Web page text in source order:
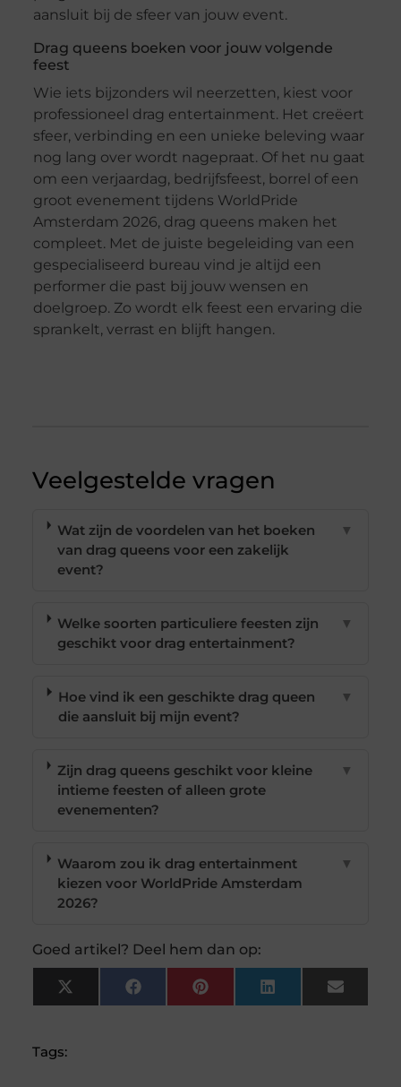
aansluit bij de sfeer van jouw event.
Drag queens boeken voor jouw volgende
feest
Wie iets bijzonders wil neerzetten, kiest voor
professioneel drag entertainment. Het creëert
sfeer, verbinding en een unieke beleving waar
nog lang over wordt nagepraat. Of het nu gaat
om een verjaardag, bedrijfsfeest, borrel of een
groot evenement tijdens WorldPride
Amsterdam 2026, drag queens maken het
compleet. Met de juiste begeleiding van een
gespecialiseerd bureau vind je altijd een
performer die past bij jouw wensen en
doelgroep. Zo wordt elk feest een ervaring die
sprankelt, verrast en blijft hangen.
Veelgestelde vragen
Wat zijn de voordelen van het boeken
van drag queens voor een zakelijk
event?
▼
Welke soorten particuliere feesten zijn
geschikt voor drag entertainment?
▼
Hoe vind ik een geschikte drag queen
die aansluit bij mijn event?
▼
Zijn drag queens geschikt voor kleine
intieme feesten of alleen grote
evenementen?
▼
Waarom zou ik drag entertainment
kiezen voor WorldPride Amsterdam
2026?
▼
Goed artikel? Deel hem dan op:
X
(Twitter)
FacebookPinterest LinkedIn Email
Tags: